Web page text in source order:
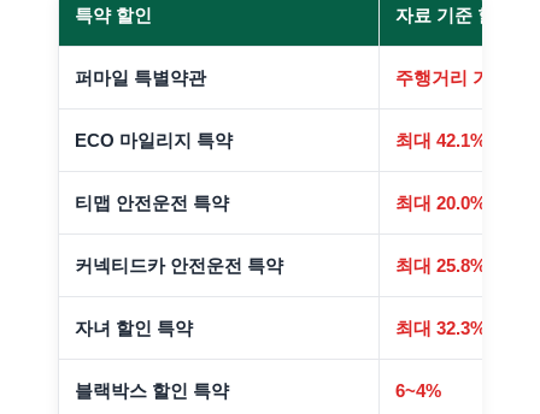
특약 할인 자료 기준 할인율
퍼마일 특별약관 주행거리 기반
ECO 마일리지 특약 최대 42.1%
티맵 안전운전 특약 최대 20.0%
커넥티드카 안전운전 특약 최대 25.8%
자녀 할인 특약 최대 32.3%
블랙박스 할인 특약 6~4%